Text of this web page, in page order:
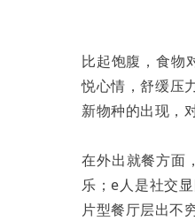
比起饱腹，食物
悦心情，舒缓压
新物种的出现，
在外出就餐方面
乐；e人是社交
片型餐厅层出不